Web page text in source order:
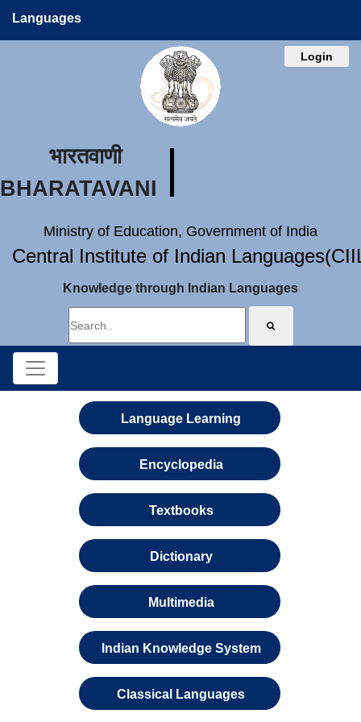
Languages
Login
भारतवाणी
BHARATAVANI
Ministry of Education, Government of India
Central Institute of Indian
Knowledge through Indian Languages
Language Learning
Encyclopedia
Textbooks
Dictionary
Multimedia
Indian Knowledge System
Classical Languages